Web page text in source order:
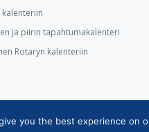
kalenteriin
ja piirin tapahtumakalenteri
Rotaryn kalenteriin
|Jäsentietojärjestelmän
you the best experience